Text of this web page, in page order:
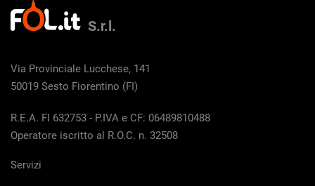
S.r.l.
Via Provinciale Lucchese, 141
50019 Sesto Fiorentino (FI)
R.E.A. FI 632753 - P.IVA e CF: 06489810488
Operatore iscritto al R.O.C. n. 32508
Servizi